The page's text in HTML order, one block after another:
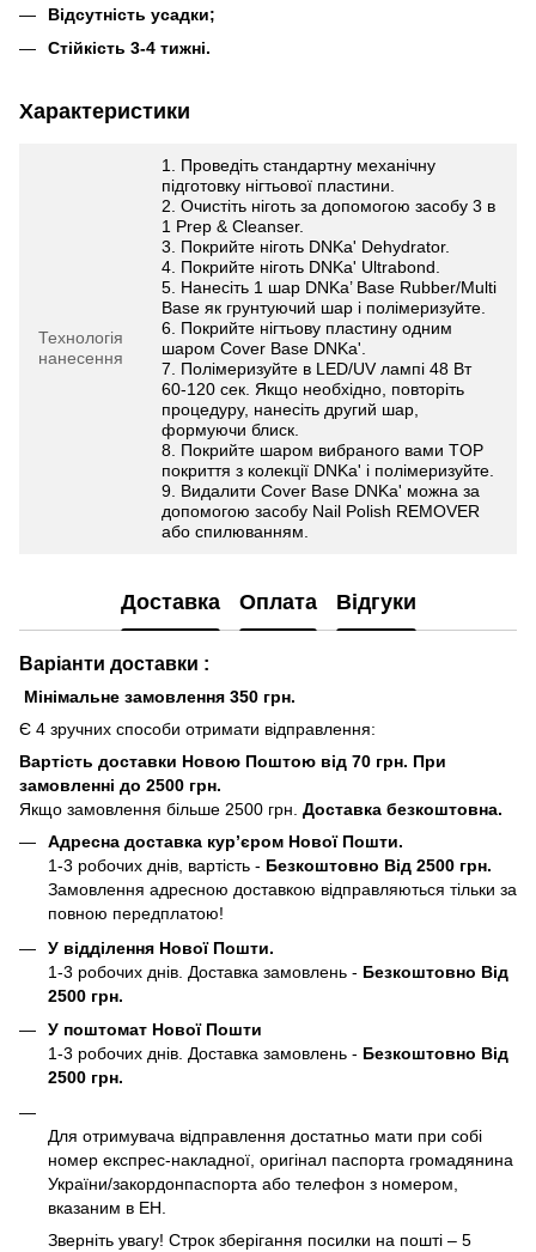
Відсутність усадки;
Стійкість 3-4 тижні.
Характеристики
Технологія
нанесення
1. Проведіть стандартну механічну
підготовку нігтьової пластини.
2. Очистіть ніготь за допомогою засобу 3 в
1 Prep & Cleanser.
3. Покрийте ніготь DNKa' Dehydrator.
4. Покрийте ніготь DNKa' Ultrabond.
5. Нанесіть 1 шар DNKa’ Base Rubber/Multi
Base як грунтуючий шар і полімеризуйте.
6. Покрийте нігтьову пластину одним
шаром Cover Base DNKa'.
7. Полімеризуйте в LED/UV лампі 48 Вт
60-120 сек. Якщо необхідно, повторіть
процедуру, нанесіть другий шар,
формуючи блиск.
8. Покрийте шаром вибраного вами TOP
покриття з колекції DNKa' і полімеризуйте.
9. Видалити Cover Base DNKa' можна за
допомогою засобу Nail Polish REMOVER
або спилюванням.
Доставка Оплата Відгуки
Варіанти доставки :
Мінімальне замовлення 350 грн.
Є 4 зручних способи отримати відправлення:
Вартість доставки Новою Поштою від 70 грн. При
замовленні до 2500 грн.
Якщо замовлення більше 2500 грн. Доставка безкоштовна.
Адресна доставка кур’єром Нової Пошти.
1-3 робочих днів, вартість - Безкоштовно Від 2500 грн.
Замовлення адресною доставкою відправляються тільки за
повною передплатою!
У відділення Нової Пошти.
1-3 робочих днів. Доставка замовлень - Безкоштовно Від
2500 грн.
У поштомат Нової Пошти
1-3 робочих днів. Доставка замовлень - Безкоштовно Від
2500 грн.
Для отримувача відправлення достатньо мати при собі
номер експрес-накладної, оригінал паспорта громадянина
України/закордонпаспорта або телефон з номером,
вказаним в ЕН.
Зверніть увагу! Строк зберігання посилки на пошті – 5